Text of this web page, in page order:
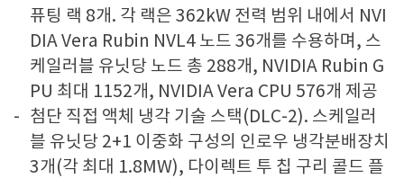
퓨팅 랙 8개. 각 랙은 362kW 전력 범위 내에서 NVI
DIA Vera Rubin NVL4 노드 36개를 수용하며, 스
케일러블 유닛당 노드 총 288개, NVIDIA Rubin G
PU 최대 1152개, NVIDIA Vera CPU 576개 제공
첨단 직접 액체 냉각 기술 스택(DLC-2). 스케일러
블 유닛당 2+1 이중화 구성의 인로우 냉각분배장치
3개(각 최대 1.8MW), 다이렉트 투 칩 구리 콜드 플